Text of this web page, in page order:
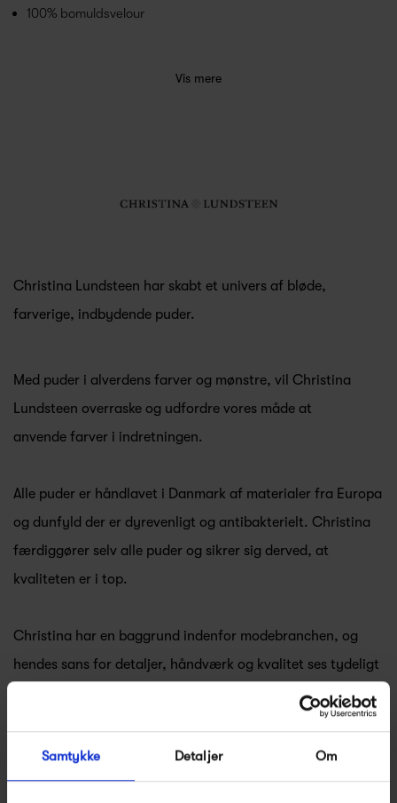
Samtykke Detaljer Om
100% bomuldsvelour
Vis mere
Christina Lundsteen har skabt et univers af bløde,
farverige, indbydende puder.
Med puder i alverdens farver og mønstre, vil Christina
Lundsteen overraske og udfordre vores måde at
anvende farver i indretningen.
Alle puder er håndlavet i Danmark af materialer fra Europa
og dunfyld der er dyrevenligt og antibakterielt. Christina
færdiggører selv alle puder og sikrer sig derved, at
kvaliteten er i top.
Christina har en baggrund indenfor modebranchen, og
hendes sans for detaljer, håndværk og kvalitet ses tydeligt